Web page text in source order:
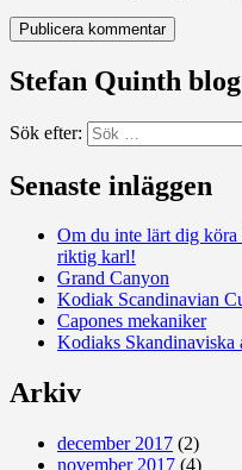
Stefan Quinth blog
Sök efter:
Senaste inläggen
Om du inte lärt dig
riktig karl!
Grand Canyon
Kodiak Scandinavian
Capones mekaniker
Kodiaks Skandinaviska
Arkiv
december 2017 (2)
november 2017 (4)